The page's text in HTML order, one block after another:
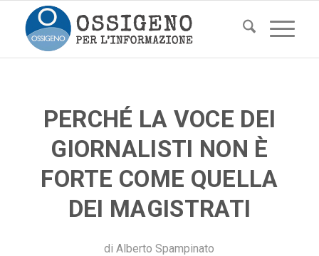
PERCHÉ LA VOCE DEI
GIORNALISTI NON È
FORTE COME QUELLA
DEI MAGISTRATI
diAlberto Spampinato